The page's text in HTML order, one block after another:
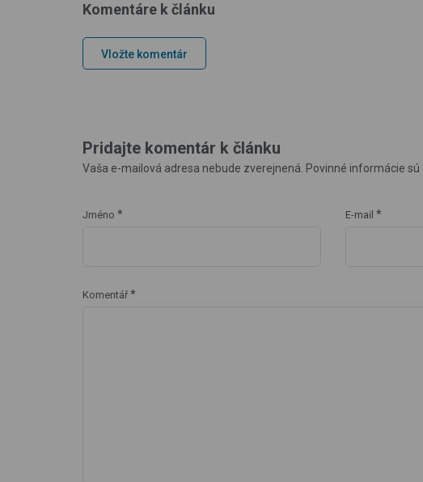
Komentáre k článku
Vložte komentár
Pridajte komentár k článku
Vaša e-mailová adresa nebude zverejnená. Povinné informácie
Jméno * E-mail *
Komentář *